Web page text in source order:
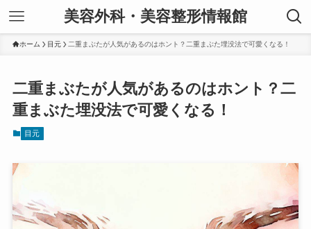
美容外科・美容整形情報館
ホーム 目元 二重まぶたが人気があるのはホント？二重まぶた埋没法で可愛くなる！
二重まぶたが人気があるのはホント？二
重まぶた埋没法で可愛くなる！
目元